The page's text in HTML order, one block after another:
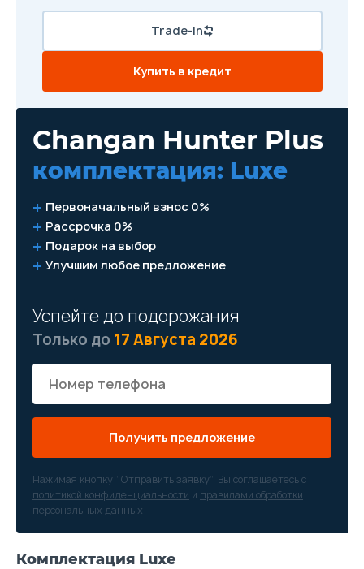
Changan Hunter Plus
комплектация: Luxe
Первоначальный взнос 0%
Рассрочка 0%
Подарок на выбор
Улучшим любое предложение
Успейте до подорожания
Только до 17 Августа 2026
Получить предложение
Нажимая кнопку “Отправить заявку”, Вы соглашаетесь с
политикой конфиденциальности и правилами обработки
персональных данных
Trade-in
Купить в кредит
Комплектация Luxe